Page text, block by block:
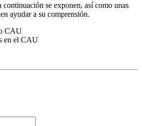
continuación se exponen, así como unas
ayudar a su comprensión.
CAU
en el CAU